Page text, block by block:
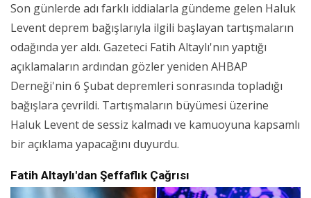
Son günlerde adı farklı iddialarla gündeme gelen Haluk
Levent deprem bağışlarıyla ilgili başlayan tartışmaların
odağında yer aldı. Gazeteci Fatih Altaylı'nın yaptığı
açıklamaların ardından gözler yeniden AHBAP
Derneği'nin 6 Şubat depremleri sonrasında topladığı
bağışlara çevrildi. Tartışmaların büyümesi üzerine
Haluk Levent de sessiz kalmadı ve kamuoyuna kapsamlı
bir açıklama yapacağını duyurdu.
Fatih Altaylı'dan Şeffaflık Çağrısı